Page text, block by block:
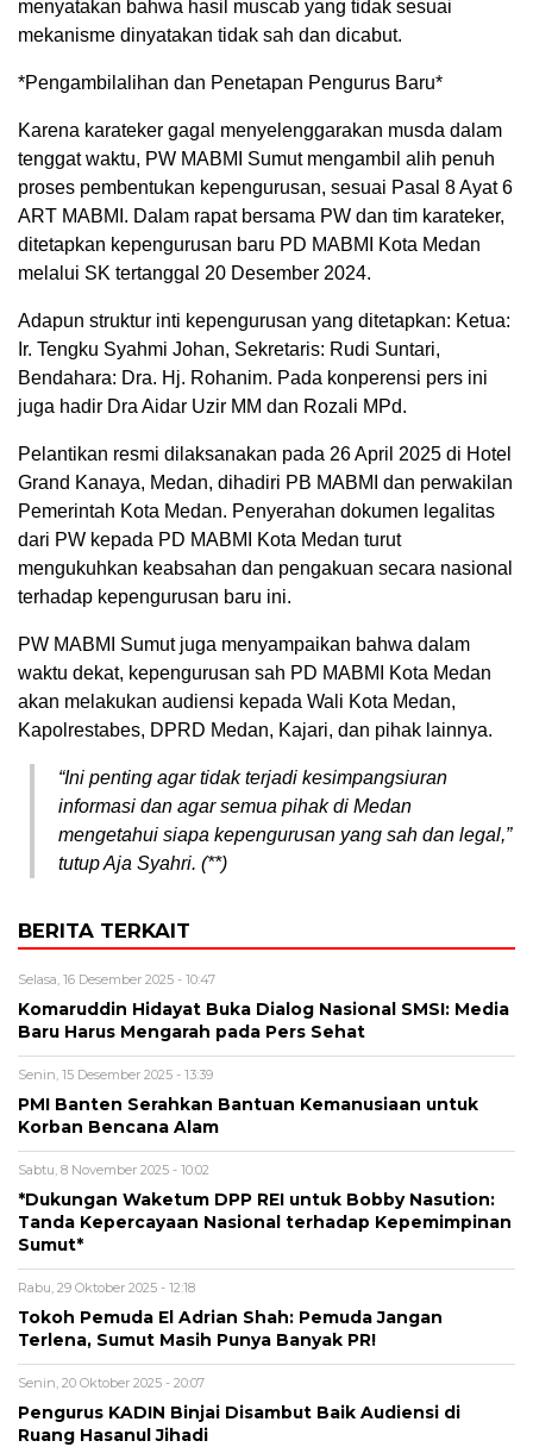
menyatakan bahwa hasil muscab yang tidak sesuai
mekanisme dinyatakan tidak sah dan dicabut.
*Pengambilalihan dan Penetapan Pengurus Baru*
Karena karateker gagal menyelenggarakan musda dalam
tenggat waktu, PW MABMI Sumut mengambil alih penuh
proses pembentukan kepengurusan, sesuai Pasal 8 Ayat 6
ART MABMI. Dalam rapat bersama PW dan tim karateker,
ditetapkan kepengurusan baru PD MABMI Kota Medan
melalui SK tertanggal 20 Desember 2024.
Adapun struktur inti kepengurusan yang ditetapkan: Ketua:
Ir. Tengku Syahmi Johan, Sekretaris: Rudi Suntari,
Bendahara: Dra. Hj. Rohanim. Pada konperensi pers ini
juga hadir Dra Aidar Uzir MM dan Rozali MPd.
Pelantikan resmi dilaksanakan pada 26 April 2025 di Hotel
Grand Kanaya, Medan, dihadiri PB MABMI dan perwakilan
Pemerintah Kota Medan. Penyerahan dokumen legalitas
dari PW kepada PD MABMI Kota Medan turut
mengukuhkan keabsahan dan pengakuan secara nasional
terhadap kepengurusan baru ini.
PW MABMI Sumut juga menyampaikan bahwa dalam
waktu dekat, kepengurusan sah PD MABMI Kota Medan
akan melakukan audiensi kepada Wali Kota Medan,
Kapolrestabes, DPRD Medan, Kajari, dan pihak lainnya.
“Ini penting agar tidak terjadi kesimpangsiuran
informasi dan agar semua pihak di Medan
mengetahui siapa kepengurusan yang sah dan legal,”
tutup Aja Syahri. (**)
BERITA TERKAIT
Selasa, 16 Desember 2025 - 10:47
Komaruddin Hidayat Buka Dialog Nasional SMSI: Media
Baru Harus Mengarah pada Pers Sehat
Senin, 15 Desember 2025 - 13:39
PMI Banten Serahkan Bantuan Kemanusiaan untuk
Korban Bencana Alam
Sabtu, 8 November 2025 - 10:02
*Dukungan Waketum DPP REI untuk Bobby Nasution:
Tanda Kepercayaan Nasional terhadap Kepemimpinan
Sumut*
Rabu, 29 Oktober 2025 - 12:18
Tokoh Pemuda El Adrian Shah: Pemuda Jangan
Terlena, Sumut Masih Punya Banyak PR!
Senin, 20 Oktober 2025 - 20:07
Pengurus KADIN Binjai Disambut Baik Audiensi di
Ruang Hasanul Jihadi